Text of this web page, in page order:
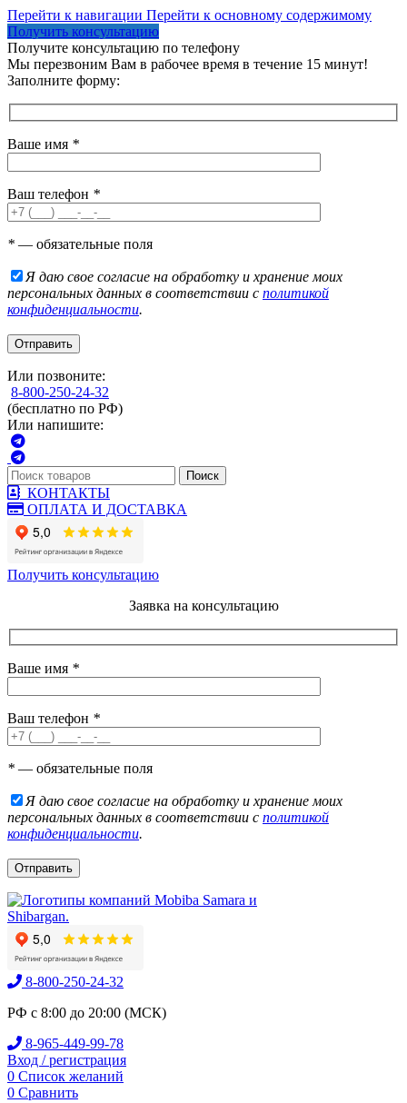
Перейти к навигации Перейти к основному содержимому
Получить консультацию
Получите консультацию по телефону
Мы перезвоним Вам в рабочее время в течение 15 минут!
Заполните форму:
Ваше имя *
Ваш телефон *
* — обязательные поля
Я даю свое согласие на обработку и хранение моих
персональных данных в соответствии с политикой
конфиденциальности.
Или позвоните:
8-800-250-24-32
(бесплатно по РФ)
Или напишите:
Поиск
КОНТАКТЫ
ОПЛАТА И ДОСТАВКА
Получить консультацию
Заявка на консультацию
Ваше имя *
Ваш телефон *
* — обязательные поля
Я даю свое согласие на обработку и хранение моих
персональных данных в соответствии с политикой
конфиденциальности.
8-800-250-24-32
РФ с 8:00 до 20:00 (МСК)
8-965-449-99-78
Вход / регистрация
0 Список желаний
0 Сравнить